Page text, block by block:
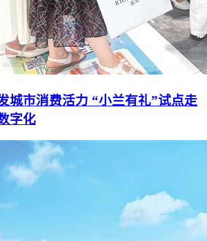
城市消费活力 “小兰有礼”试点走
字化